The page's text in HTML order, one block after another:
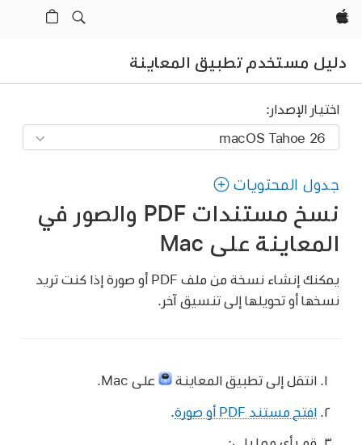
Apple‏
دليل مستخدم تطبيق المعاينة
اختيار الإصدار:
جدول المحتويات
نسخ مستندات PDF والصور في
المعاينة على Mac
يمكنك إنشاء نسخة من ملف PDF أو صورة إذا كنت تريد
نسخها أو تحويلها إلى تنسيق آخر.
انتقل إلى تطبيق المعاينة على Mac.
افتح مستند PDF أو صورة